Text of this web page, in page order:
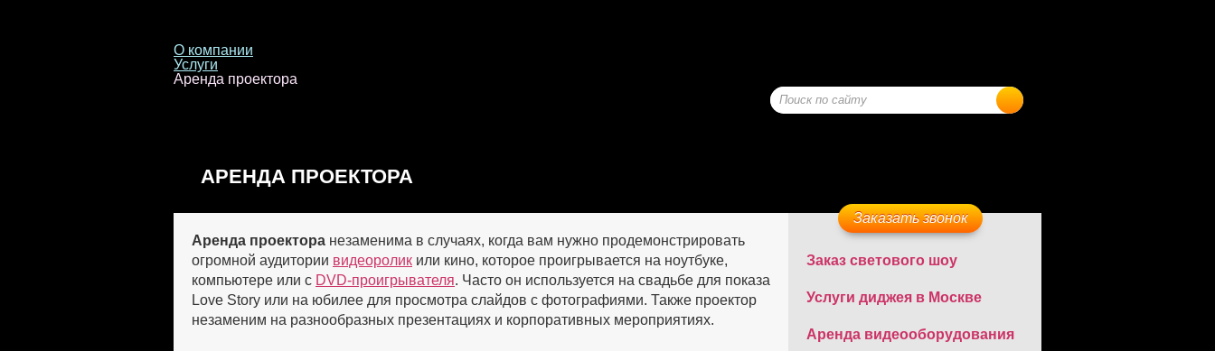
О компании
Услуги
Аренда проектора
АРЕНДА ПРОЕКТОРА
Заказать звонок
Аренда проектора незаменима в случаях, когда вам нужно продемонстрировать
огромной аудитории видеоролик или кино, которое проигрывается на ноутбуке,
компьютере или с DVD-проигрывателя. Часто он используется на свадьбе для показа
Love Story или на юбилее для просмотра слайдов с фотографиями. Также проектор
незаменим на разнообразных презентациях и корпоративных мероприятиях.
Заказ светового шоу
Услуги диджея в Москве
Аренда видеооборудования